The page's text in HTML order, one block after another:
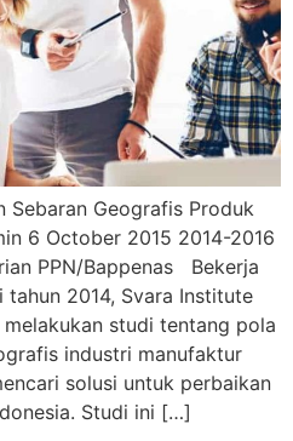
Sebaran Geografis Produk
6 October 2015 2014-2016
PPN/Bappenas Bekerja
tahun 2014, Svara Institute
studi tentang pola
industri manufaktur
solusi untuk perbaikan
Studi ini […]